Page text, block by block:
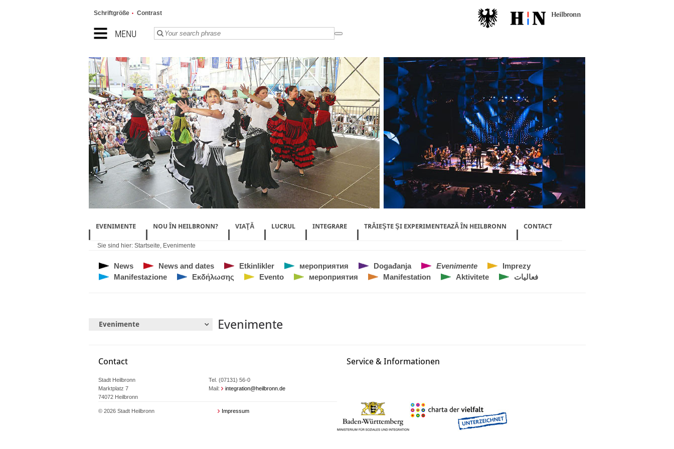
MENU
Schriftgröße Contrast
EVENIMENTE NOU ÎN HEILBRONN? VIAŢĂ LUCRUL INTEGRARE TRĂIEŞTE ŞI EXPERIMENTEAZĂ ÎN HEILBRONN CONTACT
Sie sind hier: Startseite, Evenimente
News News and dates Etkinlikler мероприятия Događanja Evenimente
Imprezy
Manifestazione
Εκδήλωσης Evento мероприятия Manifestation Aktivitete فعاليات
Evenimente Evenimente
Contact
Stadt Heilbronn
Marktplatz 7
74072 Heilbronn
Tel. (07131) 56-0
Mail:
integration@heilbronn.de
Service & Informationen
© 2026 Stadt Heilbronn Impressum